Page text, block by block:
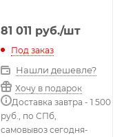
81 011 руб./шт
Под заказ
Нашли дешевле?
Хочу в подарок
Доставка завтра - 1 500
руб., по СПб,
самовывоз сегодня-